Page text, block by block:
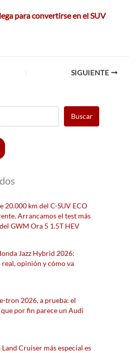
para convertirse en el SUV
SIGUIENTE
Buscar
20.000 km del C-SUV ECO
Arrancamos el test más
GWM Ora 5 1.5T HEV
Jazz Hybrid 2026:
real, opinión y cómo va
tron 2026, a prueba: el
por fin parece un Audi
Land Cruiser más especial es